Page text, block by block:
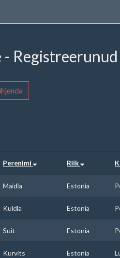
- Registreerunud
Perenimi Riik
Maidla Estonia
Kuldla Estonia
Suit Estonia
Kurvits Estonia